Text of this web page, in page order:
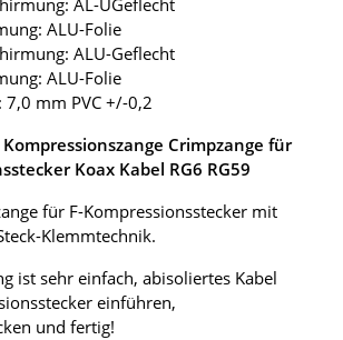
AL-UGeflecht
ALU-Folie
ALU-Geflecht
ALU-Folie
mm PVC +/-0,2
Crimpzange für
Koax Kabel RG6 RG59
für F-Kompressionsstecker mit
Klemmtechnik.
ist sehr einfach, abisoliertes Kabel
einführen,
und fertig!